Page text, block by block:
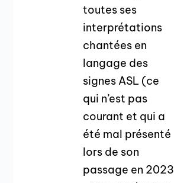
toutes ses
interprétations
chantées en
langage des
signes ASL (ce
qui n’est pas
courant et qui a
été mal présenté
lors de son
passage en 2023